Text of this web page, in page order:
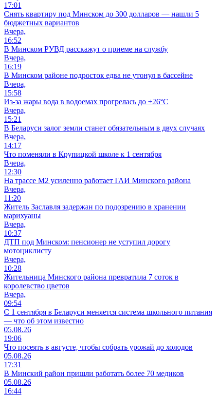
17:01
Снять квартиру под Минском до 300 долларов — нашли 5
бюджетных вариантов
Вчера,
16:52
В Минском РУВД расскажут о приеме на службу
Вчера,
16:19
В Минском районе подросток едва не утонул в бассейне
Вчера,
15:58
Из-за жары вода в водоемах прогрелась до +26°C
Вчера,
15:21
В Беларуси залог земли станет обязательным в двух случаях
Вчера,
14:17
Что поменяли в Крупицкой школе к 1 сентября
Вчера,
12:30
На трассе М2 усиленно работает ГАИ Минского района
Вчера,
11:20
Житель Заславля задержан по подозрению в хранении
марихуаны
Вчера,
10:37
ДТП под Минском: пенсионер не уступил дорогу
мотоциклисту
Вчера,
10:28
Жительница Минского района превратила 7 соток в
королевство цветов
Вчера,
09:54
С 1 сентября в Беларуси меняется система школьного питания
— что об этом известно
05.08.26
19:06
Что посеять в августе, чтобы собрать урожай до холодов
05.08.26
17:31
В Минский район пришли работать более 70 медиков
05.08.26
16:44